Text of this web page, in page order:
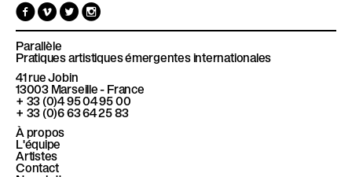
F
a
c
e
b
o
o
k
V
i
m
e
o
T
w
i
t
e
s
a
g
a
m
Parallèle
Pratiques artistiques émergentes internationales
41 rue Jobin
13003 Marseille - France
+ 33 (0)4 95 04 95 00
+ 33 (0)6 63 64 25 83
À propos
L'équipe
Artistes
Contact